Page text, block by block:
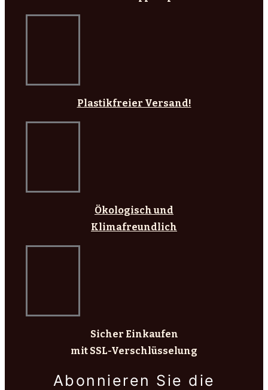
Plastikfreier Versand!
Ökologisch und
Klimafreundlich
Sicher Einkaufen
mit SSL-Verschlüsselung
Abonnieren Sie die